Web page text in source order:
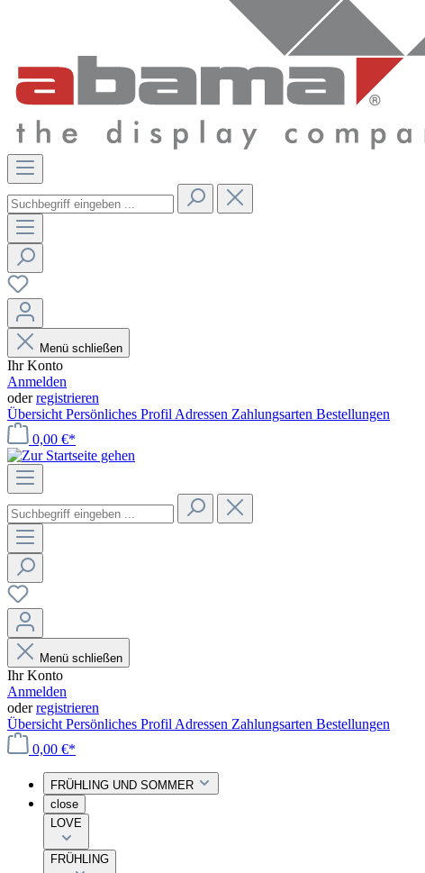
Menü schließen
Ihr Konto
Anmelden
oderregistrieren
Übersicht Persönliches Profil Adressen Zahlungsarten Bestellungen
0,00 €*
Menü schließen
Ihr Konto
Anmelden
oderregistrieren
Übersicht Persönliches Profil Adressen Zahlungsarten Bestellungen
0,00 €*
FRÜHLING UND SOMMER
close
LOVE
FRÜHLING